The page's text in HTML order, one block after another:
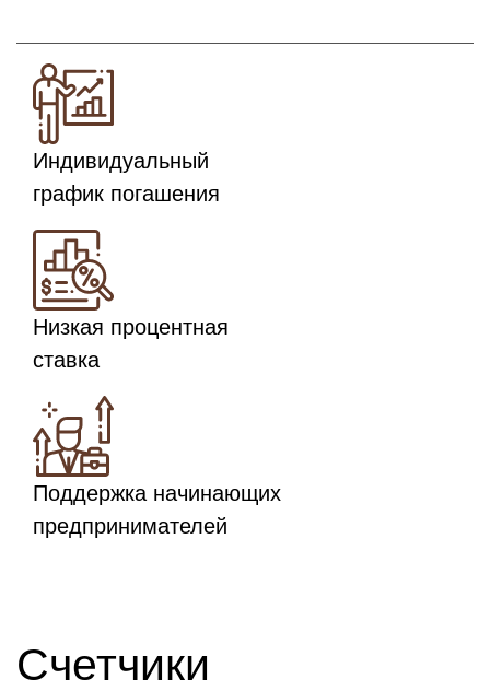
Индивидуальный
график погашения
Низкая процентная
ставка
Поддержка начинающих
предпринимателей
Счетчики